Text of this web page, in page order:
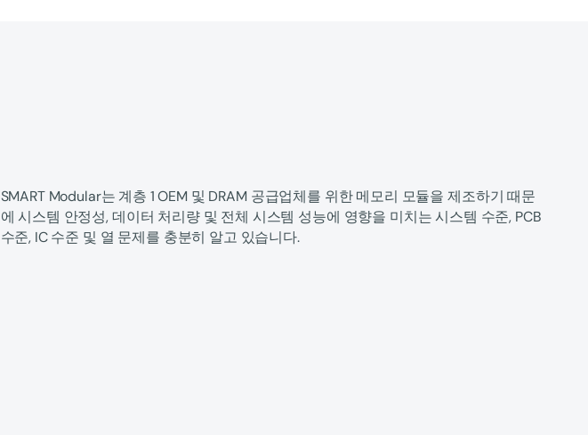
SMART Modular는 계층 1 OEM 및 DRAM 공급업체를 위한 메모리 모듈을 제조하기 때문
에 시스템 안정성, 데이터 처리량 및 전체 시스템 성능에 영향을 미치는 시스템 수준, PCB
수준, IC 수준 및 열 문제를 충분히 알고 있습니다.